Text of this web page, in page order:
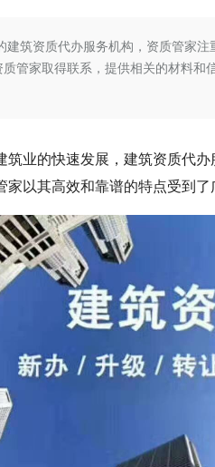
建筑资质代办服务机构，资质管家
管家取得联系，提供相关的材料和
业的快速发展，建筑资质代办
家以其高效和靠谱的特点受到了